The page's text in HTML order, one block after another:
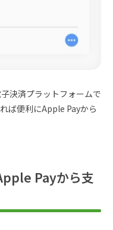
決済プラットフォームで
ば便利にApple Payから
Payから支